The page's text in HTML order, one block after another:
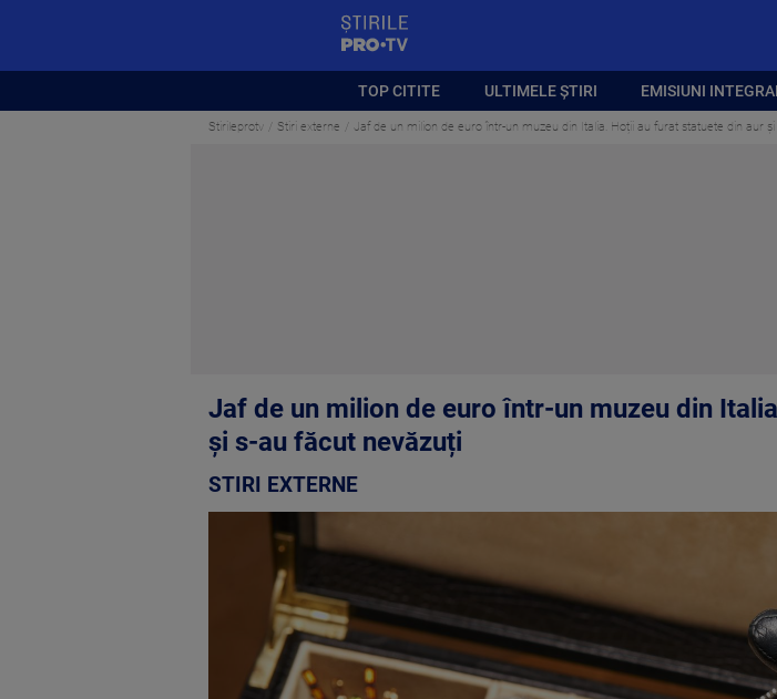
TOP CITITE ULTIMELE ȘTIRI EMISIUNI
Stirileprotv Stiri externe Jaf de un milion de euro într-un muzeu din Italia. Hoții au furat statuete din aur
Jaf de un milion de euro într-un muzeu din
și s-au făcut nevăzuți
STIRI EXTERNE